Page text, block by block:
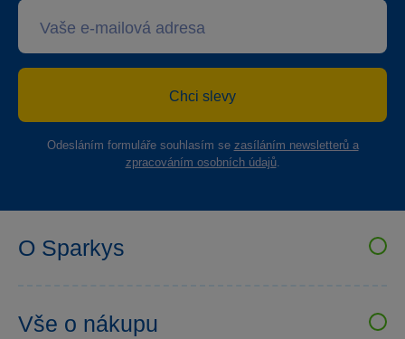
Chci slevy
Odesláním formuláře souhlasím se zasíláním newsletterů a
zpracováním osobních údajů.
O Sparkys
Sparkys klub
Vše o nákupu